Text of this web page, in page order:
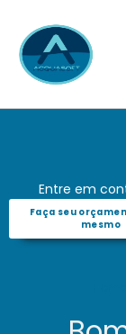
Entre em
Faça seu
mesmo